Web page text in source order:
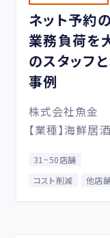
ネット予約
業務負荷を
のスタッフ
事例
株式会社魚金
【業種】海鮮居
31~50店舗
コスト削減
他店